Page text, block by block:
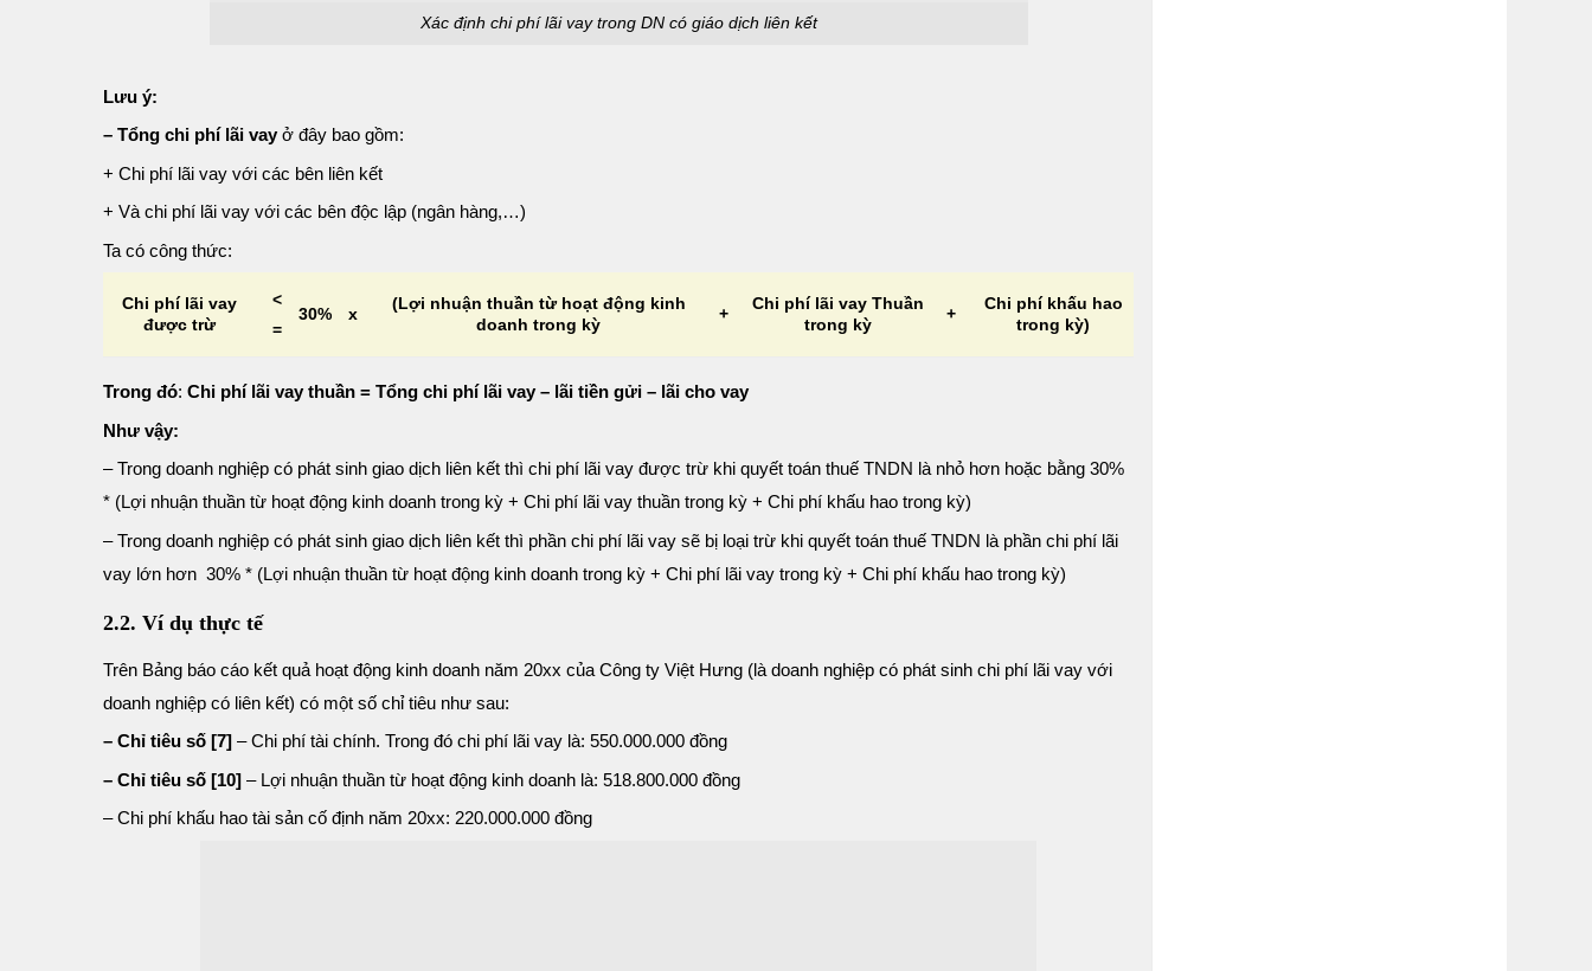
Xác định chi phí lãi vay trong DN có giáo dịch liên kết
Lưu ý:
– Tổng chi phí lãi vay ở đây bao gồm:
+ Chi phí lãi vay với các bên liên kết
+ Và chi phí lãi vay với các bên độc lập (ngân hàng,…)
Ta có công thức:
Chi phí lãi vay
được trừ
<
=
30% x
(Lợi nhuận thuần từ hoạt động kinh
doanh trong kỳ
+
Chi phí lãi vay Thuần
trong kỳ
+
Chi phí khấu hao
trong kỳ)
Trong đó: Chi phí lãi vay thuần = Tổng chi phí lãi vay – lãi tiền gửi – lãi cho vay
Như vậy:
– Trong doanh nghiệp có phát sinh giao dịch liên kết thì chi phí lãi vay được trừ khi quyết toán thuế TNDN là nhỏ hơn hoặc bằng 30%
* (Lợi nhuận thuần từ hoạt động kinh doanh trong kỳ + Chi phí lãi vay thuần trong kỳ + Chi phí khấu hao trong kỳ)
– Trong doanh nghiệp có phát sinh giao dịch liên kết thì phần chi phí lãi vay sẽ bị loại trừ khi quyết toán thuế TNDN là phần chi phí lãi
vay lớn hơn 30% * (Lợi nhuận thuần từ hoạt động kinh doanh trong kỳ + Chi phí lãi vay trong kỳ + Chi phí khấu hao trong kỳ)
2.2. Ví dụ thực tế
Trên Bảng báo cáo kết quả hoạt động kinh doanh năm 20xx của Công ty Việt Hưng (là doanh nghiệp có phát sinh chi phí lãi vay với
doanh nghiệp có liên kết) có một số chỉ tiêu như sau:
– Chỉ tiêu số [7] – Chi phí tài chính. Trong đó chi phí lãi vay là: 550.000.000 đồng
– Chỉ tiêu số [10] – Lợi nhuận thuần từ hoạt động kinh doanh là: 518.800.000 đồng
– Chi phí khấu hao tài sản cố định năm 20xx: 220.000.000 đồng